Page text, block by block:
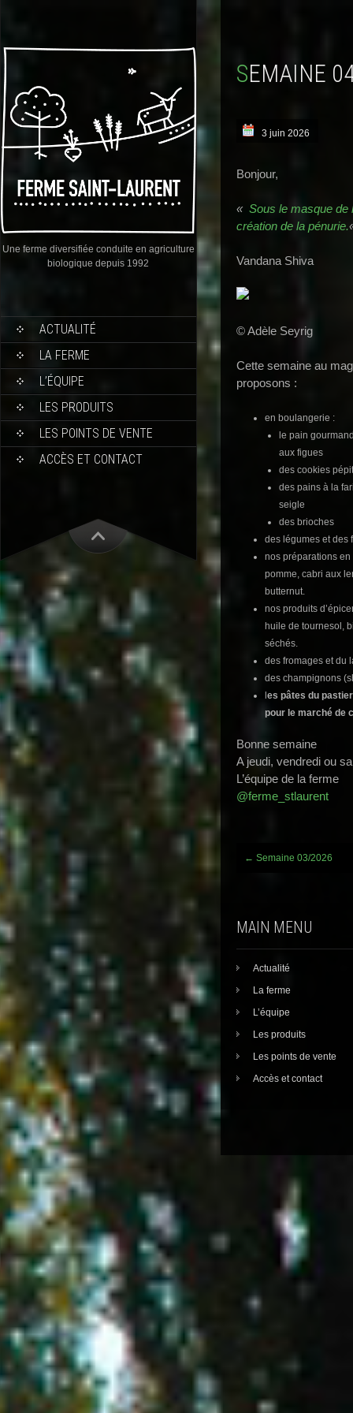
Une ferme diversifiée conduite en agriculture
biologique depuis 1992
ACTUALITÉ
LA FERME
L’ÉQUIPE
LES PRODUITS
LES POINTS DE VENTE
ACCÈS ET CONTACT
SEMAINE
3 juin 2026
Bonjour,
« Sous le masque de
création de la pénurie.
Vandana Shiva
© Adèle Seyrig
Cette semaine au
proposons :
en boulangerie :
le pain
aux figues
des cookies
des pains à la
seigle
des brioches
des légumes et des
nos préparations
pomme, cabri aux
butternut.
nos produits
huile de tournesol,
séchés.
des fromages et du
des champignons
es pâtes du
pour le marché de
Bonne semaine
A jeudi, vendredi ou
L’équipe de la ferme
@ferme_stlaurent
Post
← Semaine 03/2026
MAIN MENU
Actualité
La ferme
L’équipe
Les produits
Les points de vente
Accès et contact